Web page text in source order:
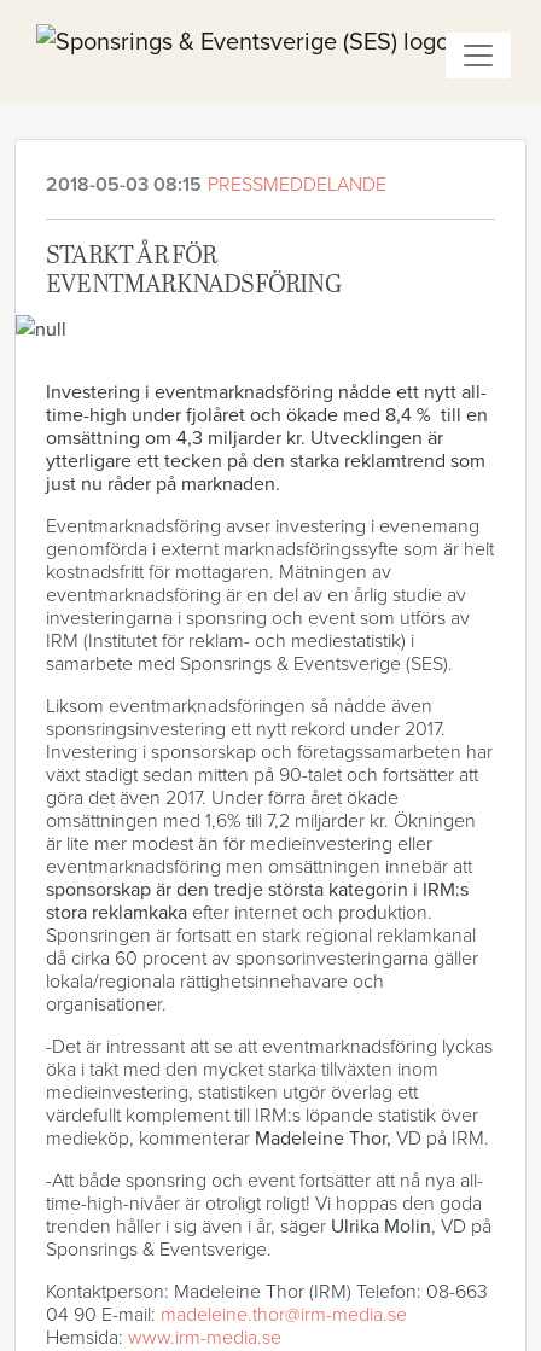
2018-05-03 08:15 PRESSMEDDELANDE
STARKT ÅR FÖR
EVENTMARKNADSFÖRING
Investering i eventmarknadsföring nådde ett nytt all-
time-high under fjolåret och ökade med 8,4 % till en
omsättning om 4,3 miljarder kr. Utvecklingen är
ytterligare ett tecken på den starka reklamtrend som
just nu råder på marknaden.
Eventmarknadsföring avser investering i evenemang
genomförda i externt marknadsföringssyfte som är helt
kostnadsfritt för mottagaren. Mätningen av
eventmarknadsföring är en del av en årlig studie av
investeringarna i sponsring och event som utförs av
IRM (Institutet för reklam- och mediestatistik) i
samarbete med Sponsrings & Eventsverige (SES).
Liksom eventmarknadsföringen så nådde även
sponsringsinvestering ett nytt rekord under 2017.
Investering i sponsorskap och företagssamarbeten har
växt stadigt sedan mitten på 90-talet och fortsätter att
göra det även 2017. Under förra året ökade
omsättningen med 1,6% till 7,2 miljarder kr. Ökningen
är lite mer modest än för medieinvestering eller
eventmarknadsföring men omsättningen innebär att
sponsorskap är den tredje största kategorin i IRM:s
stora reklamkaka efter internet och produktion.
Sponsringen är fortsatt en stark regional reklamkanal
då cirka 60 procent av sponsorinvesteringarna gäller
lokala/regionala rättighetsinnehavare och
organisationer.
-Det är intressant att se att eventmarknadsföring lyckas
öka i takt med den mycket starka tillväxten inom
medieinvestering, statistiken utgör överlag ett
värdefullt komplement till IRM:s löpande statistik över
medieköp, kommenterar Madeleine Thor, VD på IRM.
-Att både sponsring och event fortsätter att nå nya all-
time-high-nivåer är otroligt roligt! Vi hoppas den goda
trenden håller i sig även i år, säger Ulrika Molin, VD på
Sponsrings & Eventsverige.
Kontaktperson: Madeleine Thor (IRM) Telefon: 08-663
04 90 E-mail: madeleine.thor@irm-media.se
Hemsida: www.irm-media.se